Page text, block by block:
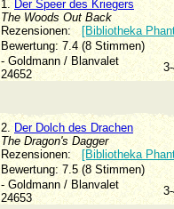
1. Der Speer des Kriegers
The Woods Out Back
Rezensionen:[Bibliotheka
Bewertung: 7.4 (8 Stimmen)
- Goldmann / Blanvalet
24652
2. Der Dolch des Drachen
The Dragon's Dagger
Rezensionen:[Bibliotheka
Bewertung: 7.5 (8 Stimmen)
- Goldmann / Blanvalet
24653